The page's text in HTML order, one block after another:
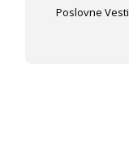
Poslovne Vesti